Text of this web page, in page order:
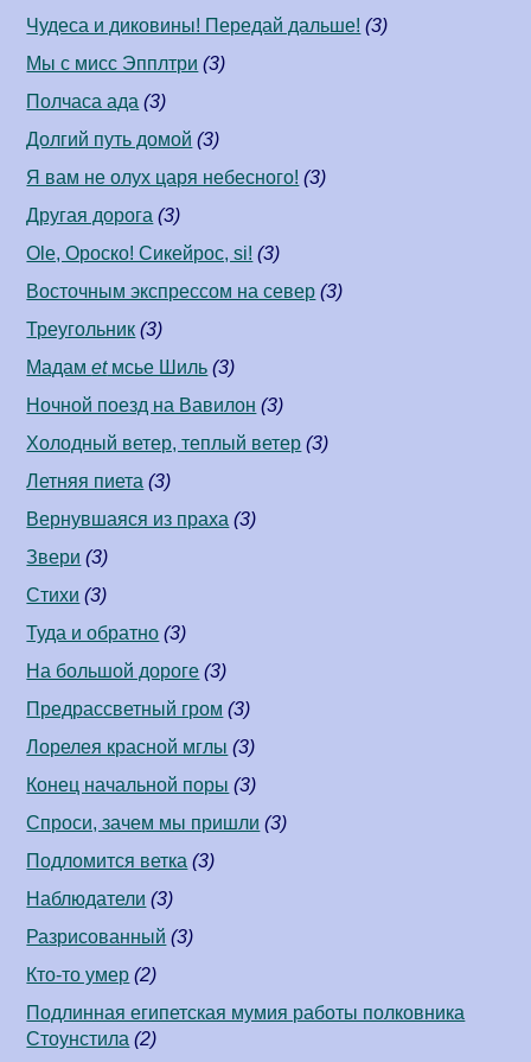
Чудеса и диковины! Передай дальше! (3)
Мы с мисс Эпплтри (3)
Полчаса ада (3)
Долгий путь домой (3)
Я вам не олух царя небесного! (3)
Другая дорога (3)
Ole, Ороско! Сикейрос, si! (3)
Восточным экспрессом на север (3)
Треугольник (3)
Мадамetмсье Шиль (3)
Ночной поезд на Вавилон (3)
Холодный ветер, теплый ветер (3)
Летняя пиета (3)
Вернувшаяся из праха (3)
Звери (3)
Стихи (3)
Туда и обратно (3)
На большой дороге (3)
Предрассветный гром (3)
Лорелея красной мглы (3)
Конец начальной поры (3)
Спроси, зачем мы пришли (3)
Подломится ветка (3)
Наблюдатели (3)
Разрисованный (3)
Кто-то умер (2)
Подлинная египетская мумия работы полковника
Стоунстила (2)